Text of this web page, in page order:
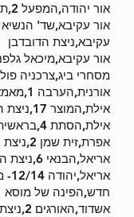
אור יהודה,המפעל 2,תבואות מ.יוחננוף
אור עקיבא,שד' הנשיא
עקיבא,ניצת הדובדבן
מסחרי ביג,צרכניה
אורנית,הערבה 1,מאמאדמה
אילת,המוצר 17,ניצת הדובדבן
אילת,הסתת 4,בראשית
אפרת,זית שמן 2,ניצת הדובדבן
אריאל,הבנאי 6,ניצת הדובדבן
חדש,הפינה של מוסא
אשדוד,האורגים 2,ניצת הדובדבן